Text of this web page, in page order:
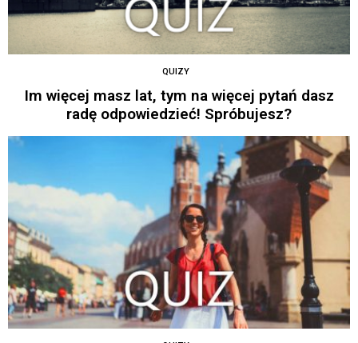
QUIZY
Im więcej masz lat, tym na więcej pytań dasz
radę odpowiedzieć! Spróbujesz?